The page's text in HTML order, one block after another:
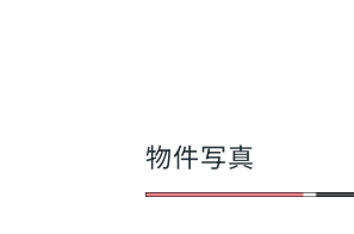
物件写真